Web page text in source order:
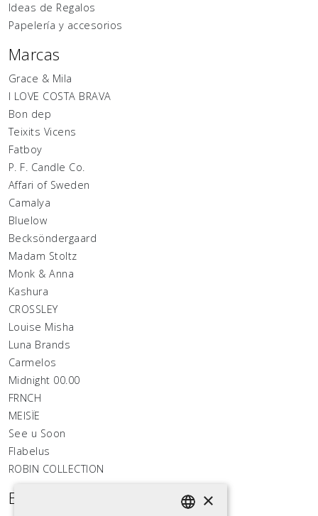
Ideas de Regalos
Papelería y accesorios
Marcas
Grace & Mila
I LOVE COSTA BRAVA
Bon dep
Teixits Vicens
Fatboy
P. F. Candle Co.
Affari of Sweden
Camalya
Bluelow
Becksöndergaard
Madam Stoltz
Monk & Anna
Kashura
CROSSLEY
Louise Misha
Luna Brands
Carmelos
Midnight 00.00
FRNCH
MEISÏE
See u Soon
Flabelus
ROBIN COLLECTION
Estemos conectados ×